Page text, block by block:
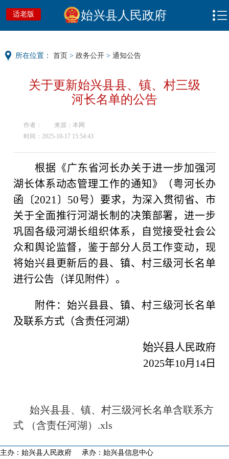
新闻动态
适老版 始兴县人民政府
所在位置： 首页 > 政务公开 > 通知公告
关于更新始兴县县、镇、村三级
河长名单的公告
作者：
来源：本网
时间：2025-10-17 15:54:43
根据《广东省河长办关于进一步加强河
湖长体系动态管理工作的通知》（粤河长办
函〔2021〕 50号）要求，为深入贯彻省、市
关于全面推行河湖长制的决策部署，进一步
巩固各级河湖长组织体系，自觉接受社会公
众和舆论监督，鉴于部分人员工作变动，现
将始兴县更新后的县、镇、村三级河长名单
进行公告（详见附件）。
附件：始兴县县、镇、村三级河长名单
及联系方式（含责任河湖）
始兴县人民政府
2025年10月 14日
始兴县县、镇、村三级河长名单含联系方
式 （含责任河湖）.xls
主办：始兴县人民政府 承办：始兴县信息中心